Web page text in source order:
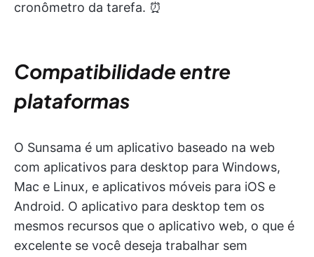
cronômetro da tarefa. ⏰
Compatibilidade entre
plataformas
O Sunsama é um aplicativo baseado na web
com aplicativos para desktop para Windows,
Mac e Linux, e aplicativos móveis para iOS e
Android. O aplicativo para desktop tem os
mesmos recursos que o aplicativo web, o que é
excelente se você deseja trabalhar sem